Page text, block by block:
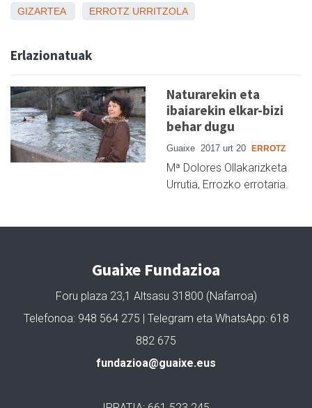
GIZARTEA ERROTZ URRITZOLA
Erlazionatuak
Naturarekin eta
ibaiarekin elkar-bizi
behar dugu
Guaixe 2017 urt 20 ERROTZ
Mª Dolores Ollakarizketa
Urrutia, Errozko errotaria.
Guaixe Fundazioa
Foru plaza 23,1 Altsasu 31800 (Nafarroa)
Telefonoa: 948 564 275 | Telegram eta WhatsApp: 618
882 675
fundazioa@guaixe.eus